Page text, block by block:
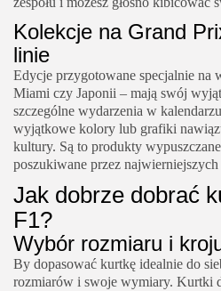
Kolekcje na Grand
linie
Edycje przygotowane specjalnie na
Miami czy Japonii – mają swój
szczególne wydarzenia w
wyjątkowe kolory lub grafiki
kultury. Są to produkty
poszukiwane przez
Jak dobrze dobrać
F1?
Wybór rozmiaru i
By dopasować kurtkę idealnie do
rozmiarów i swoje wymiary. Kurtki